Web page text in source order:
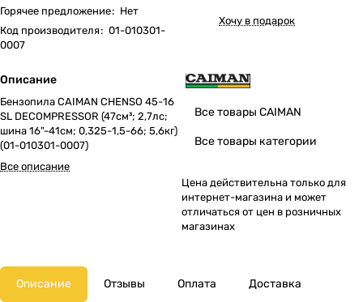
Горячее предложение: Нет
Код производителя: 01-010301-
0007
Описание
Бензопила CAIMAN CHENSO 45-16
SL DECOMPRESSOR (47см³; 2,7лс;
шина 16"-41см; 0,325-1,5-66; 5,6кг)
(01-010301-0007)
Все описание
Хочу в подарок
Все товары CAIMAN
Все товары категории
Цена действительна только для
интернет-магазина и может
отличаться от цен в розничных
магазинах
Описание Отзывы Оплата Доставка